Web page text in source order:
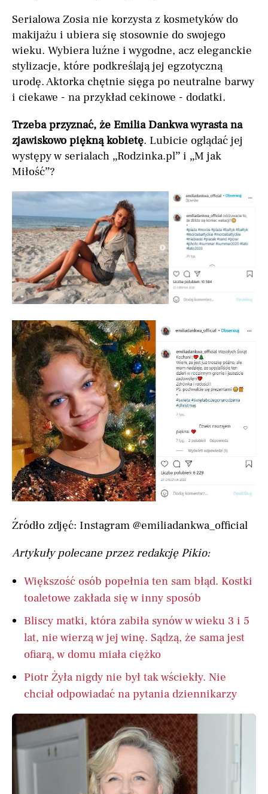
Serialowa Zosia nie korzysta z kosmetyków do
makijażu i ubiera się stosownie do swojego
wieku. Wybiera luźne i wygodne, acz eleganckie
stylizacje, które podkreślają jej egzotyczną
urodę. Aktorka chętnie sięga po neutralne barwy
i ciekawe - na przykład cekinowe - dodatki.
Trzeba przyznać, że Emilia Dankwa wyrasta na
zjawiskowo piękną kobietę. Lubicie oglądać jej
występy w serialach „Rodzinka.pl” i „M jak
Miłość”?
Źródło zdjęć: Instagram @emiliadankwa_official
Artykuły polecane przez redakcję Pikio:
Większość osób popełnia ten sam błąd. Kostki
toaletowe zakłada się w inny sposób
Bliscy matki, która zabiła synów w wieku 3 i 5
lat, nie wierzą w jej winę. Sądzą, że sama jest
ofiarą, w domu miała ciężko
Piotr Żyła nigdy nie był tak wściekły. Nie
chciał odpowiadać na pytania dziennikarzy